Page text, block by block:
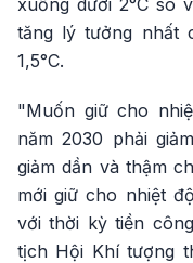
xuống dưới 2°C so
tăng lý tưởng nhất
1,5°C.
"Muốn giữ cho
năm 2030 phải
giảm dần và thậm
mới giữ cho nhiệt
với thời kỳ tiền
tịch Hội Khí tượng